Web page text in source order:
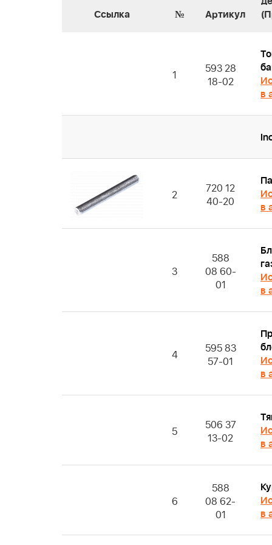
Ссылка № Артикул
1
593 28
18-02
в
2
720 12
40-20
в
3
588
08 60-
01
в
4
595 83
57-01
в
5
506 37
13-02
в
6
588
08 62-
01
в